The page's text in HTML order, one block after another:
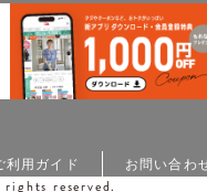
利用ガイド お問い合わ
reserved.